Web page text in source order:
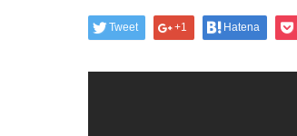
Tweet +1 Hatena